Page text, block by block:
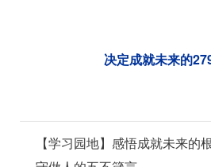
决定成就未来的
【学习园地】感悟成就未来